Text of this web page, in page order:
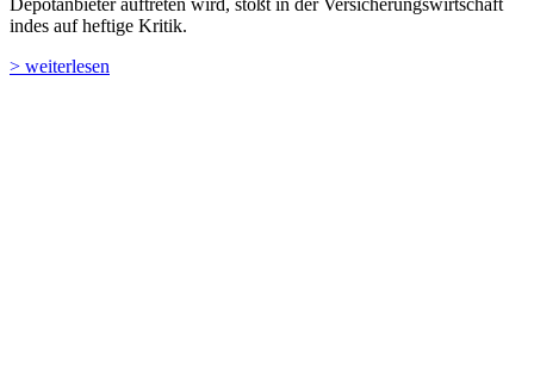
Depotanbieter auftreten wird, stößt in der Versicherungswirtschaft
indes auf heftige Kritik.
> weiterlesen